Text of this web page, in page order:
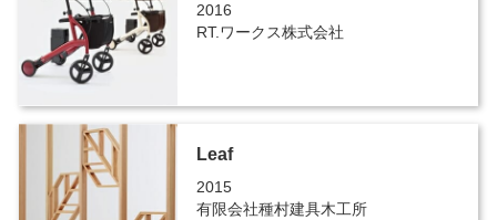
2016
RT.ワークス株式会社
Leaf
2015
有限会社種村建具木工所